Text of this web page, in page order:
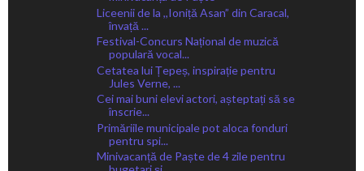
Liceenii de la ,,Ioniță Asan” din Caracal,
învață ...
Festival-Concurs Național de muzică
populară vocal...
Cetatea lui Țepeș, inspirație pentru
Jules Verne, ...
Cei mai buni elevi actori, așteptați să se
înscrie...
Primăriile municipale pot aloca fonduri
pentru spi...
Minivacanță de Paște de 4 zile pentru